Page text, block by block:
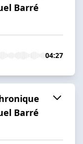
Barré
04:27
Barré